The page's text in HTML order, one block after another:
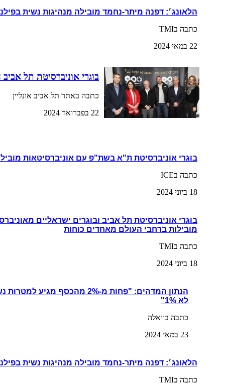
הלאונג׳: דפנה מיתר-נחמד מובילה מנהיגות נשית
כתבה בTMI
22 במאי 2024
בוגרי אוניברסיטת תל
כתבה באתר תל אביב אונליין
22 בפברואר 2024
בוגרי אוניברסיטת ת"א בשת"פ עם אוניברסיטאות
כתבה בICE
18 ביוני 2024
בוגרי אוניברסיטת תל אביב ובוגרים ישראליים
מובילות ברחבי העולם מאחדים כוחות
כתבה בTMI
18 ביוני 2024
הנתון המדהים: "פחות מ-2% מהכסף
לא 1%"
כתבה בוואלה
23 במאי 2024
הלאונג׳: דפנה מיתר-נחמד מובילה מנהיגות נשית
כתבה בTMI